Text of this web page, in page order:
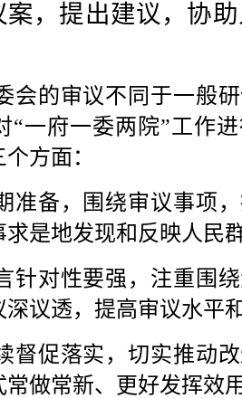
案，提出建议，协
会的审议不同于一般
“一府一委两院”工作
方面：
准备，围绕审议事项
求是地发现和反映人民
针对性要强，注重围
议透，提高审议水平
督促落实，切实推动
做常新、更好发挥效